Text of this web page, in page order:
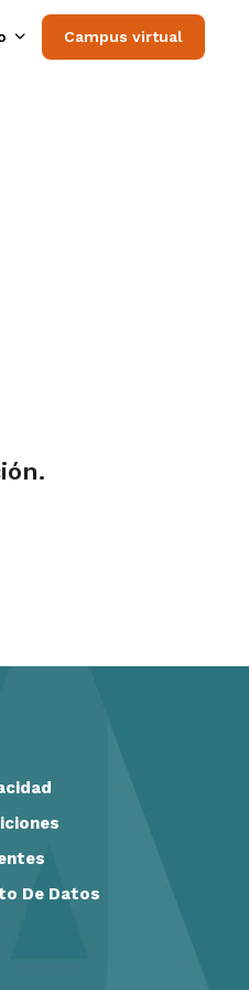
Campus virtual
De Datos